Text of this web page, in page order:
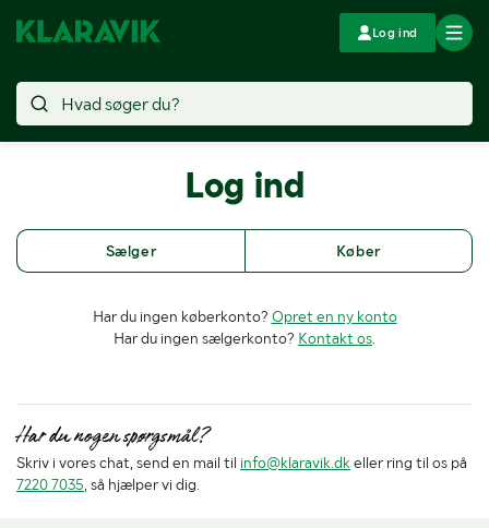
Log ind
Log ind
Sælger Køber
Har du ingen køberkonto? Opret en ny konto
Har du ingen sælgerkonto? Kontakt os
Har du nogen spørgsmål?
Skriv i vores chat, send en mail til info@klaravik.dk eller ring til os på
7220 7035 , så hjælper vi dig.